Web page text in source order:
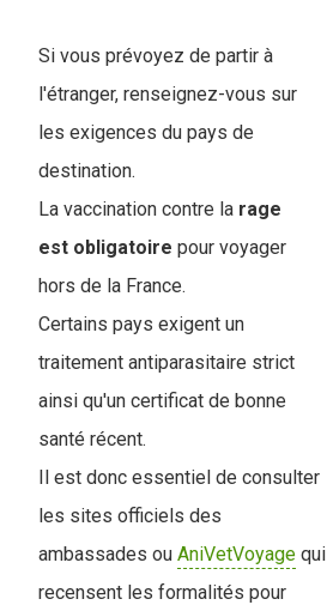
Si vous prévoyez de partir à
l'étranger, renseignez-vous sur
les exigences du pays de
destination.
La vaccination contre la rage
est obligatoire pour voyager
hors de la France.
Certains pays exigent un
traitement antiparasitaire strict
ainsi qu'un certificat de bonne
santé récent.
Il est donc essentiel de consulter
les sites officiels des
ambassades ou AniVetVoyage qui
recensent les formalités pour